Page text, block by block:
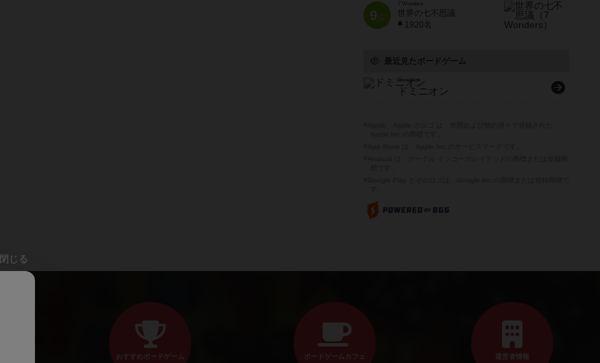
9位
7 Wonders
世界の七不思議
1920名
最近見たボードゲーム
Dominion
ドミニオン
閉じる
おすすめボードゲーム ボードゲームカフェ 運営者情報